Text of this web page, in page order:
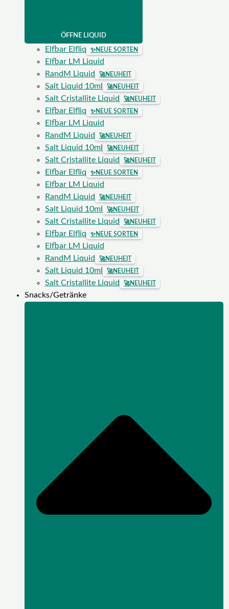
ÖFFNE LIQUID
Elfbar Elfliq ✨NEUE SORTEN
Elfbar LM Liquid
RandM Liquid
🚀NEUHEIT
Salt Liquid 10ml 🚀NEUHEIT
Salt Cristallite Liquid 🚀NEUHEIT
Elfbar Elfliq ✨NEUE SORTEN
Elfbar LM Liquid
RandM Liquid
🚀NEUHEIT
Salt Liquid 10ml 🚀NEUHEIT
Salt Cristallite Liquid 🚀NEUHEIT
Elfbar Elfliq ✨NEUE SORTEN
Elfbar LM Liquid
RandM Liquid
🚀NEUHEIT
Salt Liquid 10ml 🚀NEUHEIT
Salt Cristallite Liquid 🚀NEUHEIT
Elfbar Elfliq ✨NEUE SORTEN
Elfbar LM Liquid
RandM Liquid
🚀NEUHEIT
Salt Liquid 10ml 🚀NEUHEIT
Salt Cristallite Liquid 🚀NEUHEIT
Snacks/Getränke